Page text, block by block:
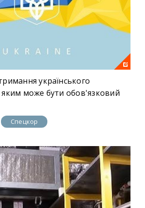
українського
яким може бути обов'язковий
Спецкор